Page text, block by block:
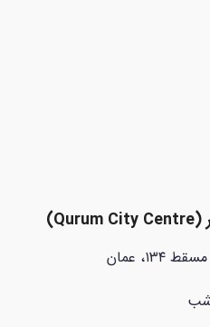
Qurum City Centre)
عمان